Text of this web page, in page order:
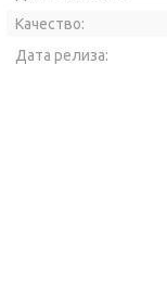
Качество:
Дата релиза: